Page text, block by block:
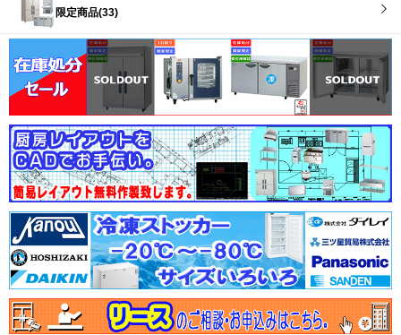
限定商品(33)